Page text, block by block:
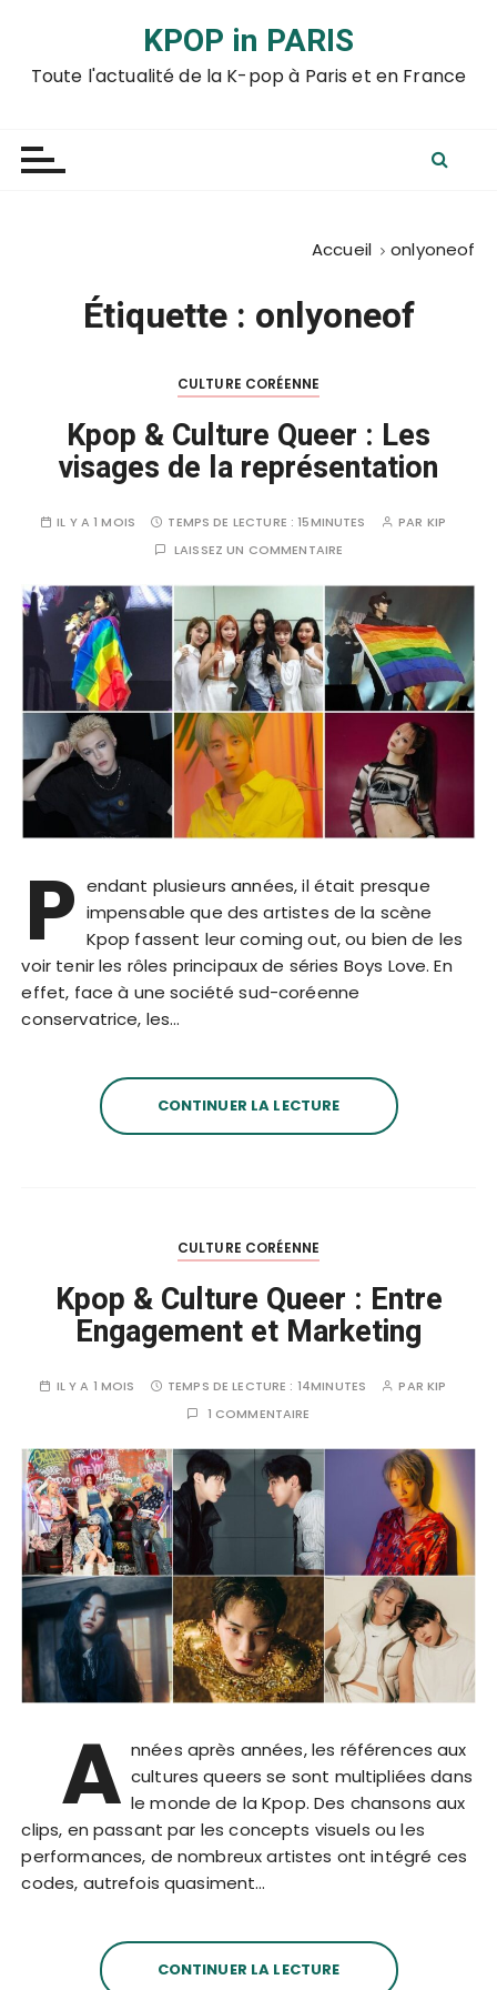
KPOP in PARIS
Toute l'actualité de la K-pop à Paris et en France
Accueil onlyoneof
Étiquette : onlyoneof
CULTURE CORÉENNE
Kpop & Culture Queer : Les
visages de la représentation
IL Y A 1 MOIS TEMPS DE LECTURE :15MINUTES PAR KIP
LAISSEZ UN COMMENTAIRE
P endant plusieurs années, il était presque
impensable que des artistes de la scène
Kpop fassent leur coming out, ou bien de les
voir tenir les rôles principaux de séries Boys Love. En
effet, face à une société sud-coréenne
conservatrice, les…
CONTINUER LA LECTURE
CULTURE CORÉENNE
Kpop & Culture Queer : Entre
Engagement et Marketing
IL Y A 1 MOIS TEMPS DE LECTURE : 14MINUTES PARKIP
1 COMMENTAIRE
A nnées après années, les références aux
cultures queers se sont multipliées dans
le monde de la Kpop. Des chansons aux
clips, en passant par les concepts visuels ou les
performances, de nombreux artistes ont intégré ces
codes, autrefois quasiment…
CONTINUER LA LECTURE